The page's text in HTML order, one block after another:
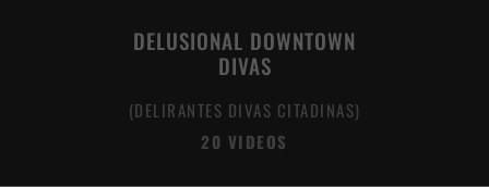
DELUSIONAL DOWNTOWN
DIVAS
(DELIRANTES DIVAS CITADINAS)
20 VIDEOS